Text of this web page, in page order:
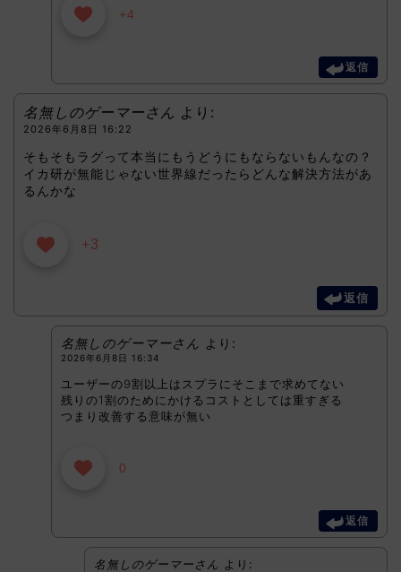
+4
返信
名無しのゲーマーさん より:
2026年6月8日 16:22
そもそもラグって本当にもうどうにもならないもんなの？
イカ研が無能じゃない世界線だったらどんな解決方法があ
るんかな
+3
返信
名無しのゲーマーさん より:
2026年6月8日 16:34
ユーザーの9割以上はスプラにそこまで求めてない
残りの1割のためにかけるコストとしては重すぎる
つまり改善する意味が無い
0
返信
名無しのゲーマーさん より: